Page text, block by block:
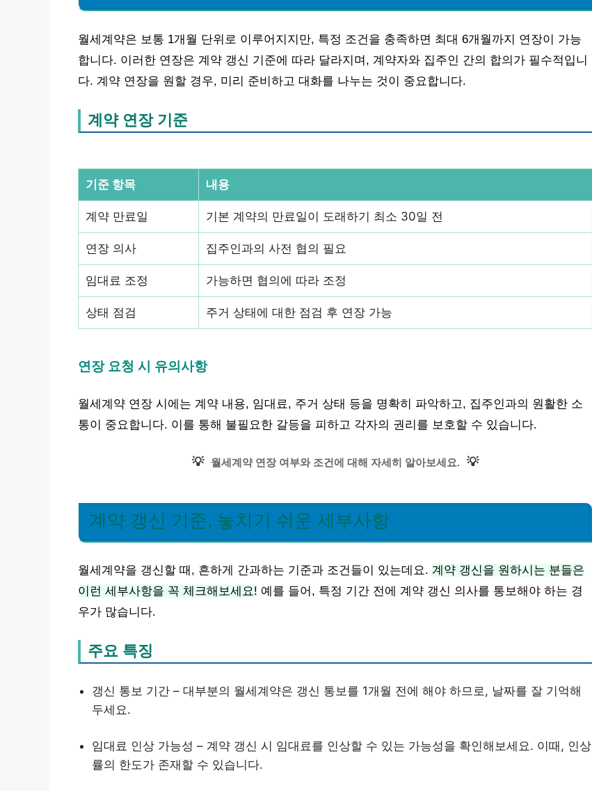
월세계약은 보통 1개월 단위로 이루어지지만, 특정 조건을 충족하면 최대 6개월까지 연장이 가능
합니다. 이러한 연장은 계약 갱신 기준에 따라 달라지며, 계약자와 집주인 간의 합의가 필수적입니
다. 계약 연장을 원할 경우, 미리 준비하고 대화를 나누는 것이 중요합니다.
계약 연장 기준
기준 항목 내용
계약 만료일 기본 계약의 만료일이 도래하기 최소 30일 전
연장 의사 집주인과의 사전 협의 필요
임대료 조정 가능하면 협의에 따라 조정
상태 점검 주거 상태에 대한 점검 후 연장 가능
연장 요청 시 유의사항
월세계약 연장 시에는 계약 내용, 임대료, 주거 상태 등을 명확히 파악하고, 집주인과의 원활한 소
통이 중요합니다. 이를 통해 불필요한 갈등을 피하고 각자의 권리를 보호할 수 있습니다.
💡 월세계약 연장 여부와 조건에 대해 자세히 알아보세요. 💡
계약 갱신 기준, 놓치기 쉬운 세부사항
월세계약을 갱신할 때, 흔하게 간과하는 기준과 조건들이 있는데요. 계약 갱신을 원하시는 분들은
이런 세부사항을 꼭 체크해보세요! 예를 들어, 특정 기간 전에 계약 갱신 의사를 통보해야 하는 경
우가 많습니다.
주요 특징
갱신 통보 기간 – 대부분의 월세계약은 갱신 통보를 1개월 전에 해야 하므로, 날짜를 잘 기억해
두세요.
임대료 인상 가능성 – 계약 갱신 시 임대료를 인상할 수 있는 가능성을 확인해보세요. 이때, 인상
률의 한도가 존재할 수 있습니다.